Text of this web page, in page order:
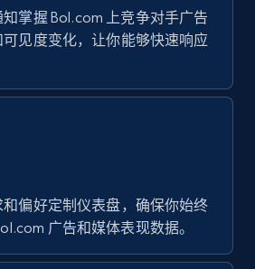
5.7K+ 立即开始
Product rating, Product
rating max, Rating,
and more.
立即开始
掌握 Bol.com 上竞争对手广告
见度变化，让你能够快速响应
偏好定制仪表盘，确保你始终
广告和媒体表现数据。